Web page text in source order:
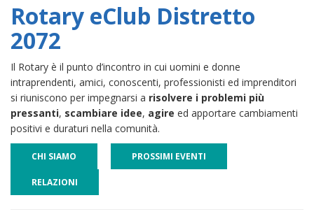
Rotary eClub Distretto
2072
Il Rotary è il punto d’incontro in cui uomini e donne
intraprendenti, amici, conoscenti, professionisti ed imprenditori
si riuniscono per impegnarsi a risolvere i problemi più
pressanti, scambiare idee, agire ed apportare cambiamenti
positivi e duraturi nella comunità.
CHI SIAMO PROSSIMI EVENTI
RELAZIONI